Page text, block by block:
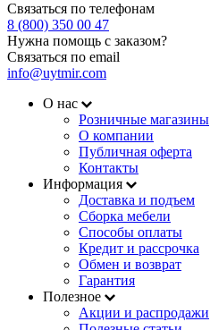
Связаться по телефонам
8 (800) 350 00 47
Нужна помощь с заказом?
Связаться по email
info@uytmir.com
О нас
Розничные магазины
О компании
Публичная оферта
Контакты
Информация
Доставка и подъем
Сборка мебели
Способы оплаты
Кредит и рассрочка
Обмен и возврат
Гарантия
Полезное
Акции и распродажи